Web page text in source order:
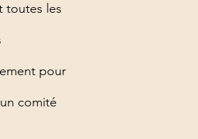
toutes les
pour
comité